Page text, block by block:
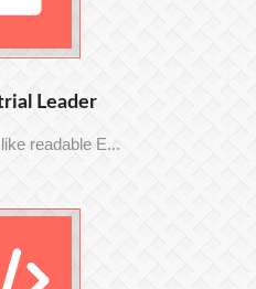
Leader
readable E...